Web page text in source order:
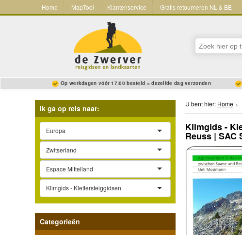
Home MapTool Klantenservice Gratis retourneren NL & BE
Op werkdagen vóór 17:00 besteld = dezelfde dag verzonden
Ik ga op reis naar:
Europa
Zwitserland
Espace Mittelland
Klimgids - Klettersteiggidsen
Categorieën
U bent hier: Home
Klimgids -
Reuss | SAC